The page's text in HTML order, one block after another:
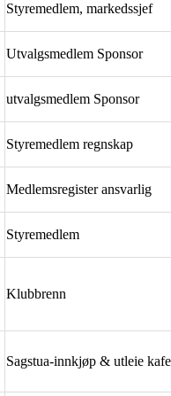
Styremedlem, markedssjef
Utvalgsmedlem Sponsor
utvalgsmedlem Sponsor
Styremedlem regnskap
Medlemsregister ansvarlig
Styremedlem
Klubbrenn
Sagstua-innkjøp & utleie kafe